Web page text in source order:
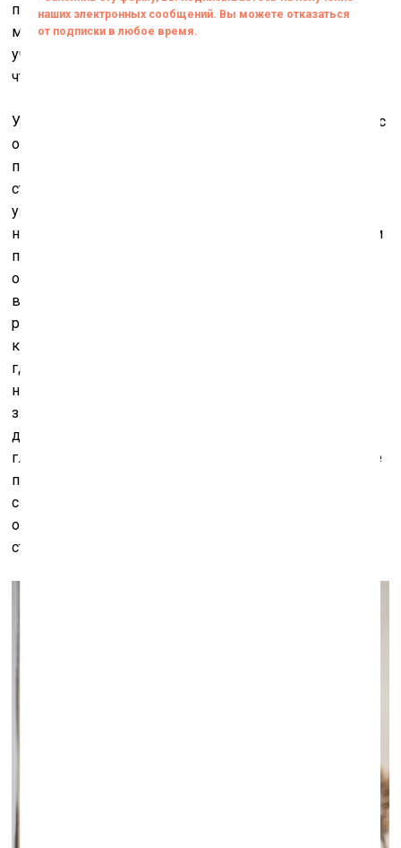
просто – молодой учитель приходит в школу в
маленьком городке, и первое, что начинает делать –
учить не столько по учебнику, сколько по земле тому,
что растёт под ногами.
Уроки эти незамысловаты. Вглядывайтесь в то, что вас
окружает и кажется знакомым. Вот вам лист
подорожника, сорвал на обочине дороги по пути сюда,
странствующее растение, семена цепляются к чему
угодно, например, к подошве обуви, индейцы
называли его следом белого человека, таким образом
преодолевает огромные расстояния. Изучите,
оформите первым экспонатом своего гербария:
выкопайте с корнем, очистите от грязи, высушите и
распрямите, приклейте к листу, не забудьте оформить
карточку, то есть указать все необходимые данные:
где и когда собран, что росло рядом, напишите
название латинское и русское, если латинского не
знаете, то просто оставьте свободное место –
допишете потом. И, наконец, урок третий, самый
главный – не олицетворяйте растение с человеком, не
приписывайте ему того, что чувствуем мы и
свойственно нам. Ученики, впрочем, то и дело
оговариваются: этот цветок уснул, тот проснулся, этот
столько проскитался – не представить, и так далее.